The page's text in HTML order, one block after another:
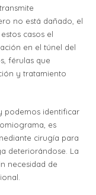
no está dañado, el
casos el
en el túnel del
férulas que
y tratamiento
podemos identificar
es
cirugía para
deteriorándose. La
necesidad de